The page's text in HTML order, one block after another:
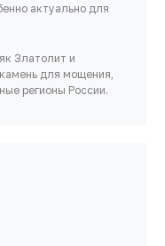
актуально для
Златолит и
для мощения,
регионы России.